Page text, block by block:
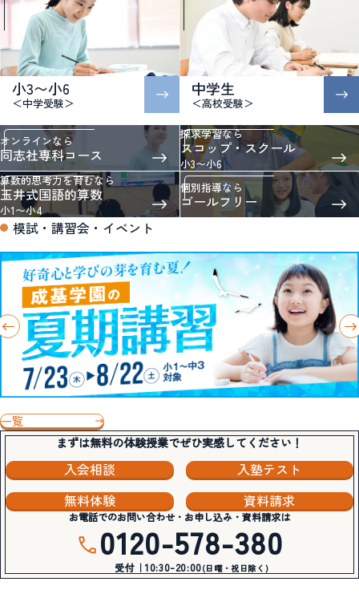
小3〜小6
＜中学受験＞
中学生
＜高校受験＞
オンラインなら
同志社専科コース
探求学習なら
スコップ・スクール
小3〜小6
算数的思考力を育むなら
玉井式国語的算数
小1〜小4
個別指導なら
ゴールフリー
模試・講習会・イベント
一覧
まずは無料の体験授業でぜひ実感してください！
入会相談
入塾テスト
無料体験
資料請求
お電話でのお問い合わせ・お申し込み・資料請求は
0120-578-380
受付｜10:30-20:00(日曜・祝日除く)